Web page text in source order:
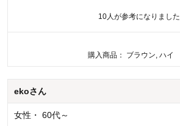
10人が参考になりました
購入商品： ブラウン, ハイ
ekoさん
女性 ・ 60代～